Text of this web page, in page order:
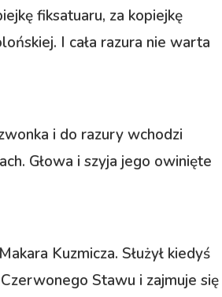
fiksatuaru, za kopiejkę
I cała razura nie warta
i do razury wchodzi
Głowa i szyja jego owinięte
Kuzmicza. Służył kiedyś
Stawu i zajmuje się